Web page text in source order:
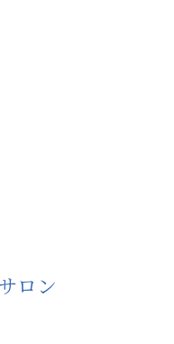
ロン